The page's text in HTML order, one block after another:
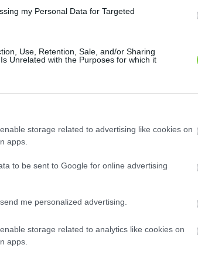
my Personal Data for Targeted
Use, Retention, Sale, and/or Sharing
Unrelated with the Purposes for which it
storage related to advertising like cookies on
apps.
to be sent to Google for online advertising
me personalized advertising.
storage related to analytics like cookies on
apps.